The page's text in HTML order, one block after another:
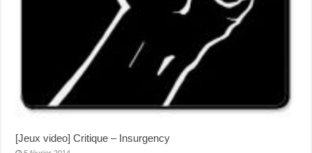
[Jeux video] Critique – Insurgency